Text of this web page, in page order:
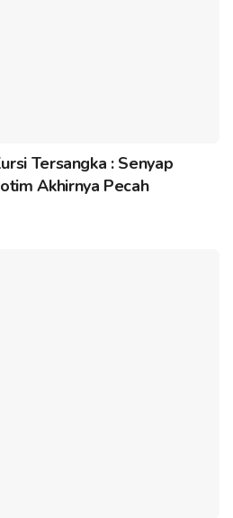
Tersangka : Senyap
Akhirnya Pecah